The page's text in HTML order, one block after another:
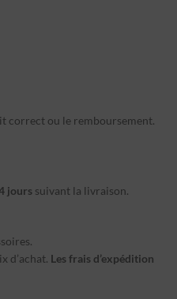
correct ou le remboursement.
jours suivant la livraison.
d’achat. Les frais d’expédition